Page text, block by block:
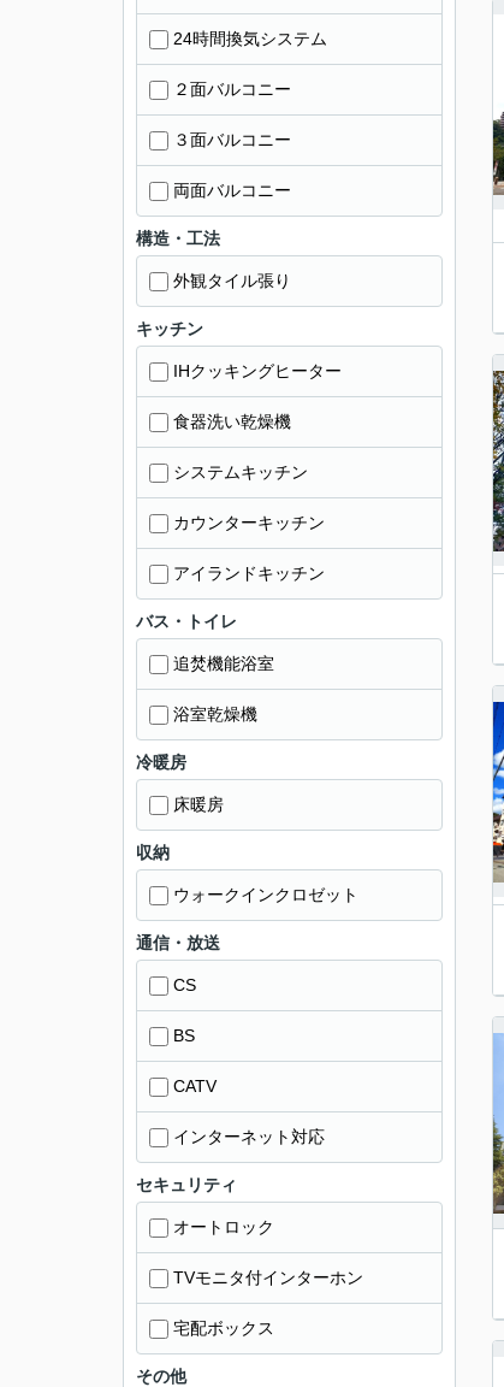
24時間換気システム
２面バルコニー
３面バルコニー
両面バルコニー
構造・工法
外観タイル張り
キッチン
IHクッキングヒーター
食器洗い乾燥機
システムキッチン
カウンターキッチン
アイランドキッチン
バス・トイレ
追焚機能浴室
浴室乾燥機
冷暖房
床暖房
収納
ウォークインクロゼット
通信・放送
CS
BS
CATV
インターネット対応
セキュリティ
オートロック
TVモニタ付インターホン
宅配ボックス
その他